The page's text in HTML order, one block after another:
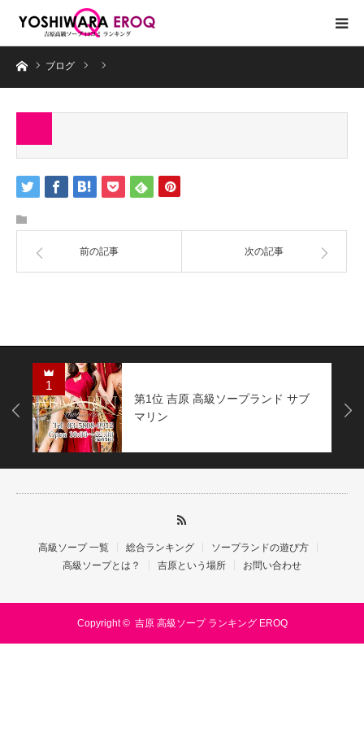
ホームブログ
前の記事 次の記事
1
第1位 吉原 高級ソープランド サブ
マリン
Next
高級ソープ 一覧 総合ランキング
ソープランドの遊び方
高級ソープとは？
吉原という場所 お問い合わせ
Copyright © 吉原 高級ソープ ランキング EROQ